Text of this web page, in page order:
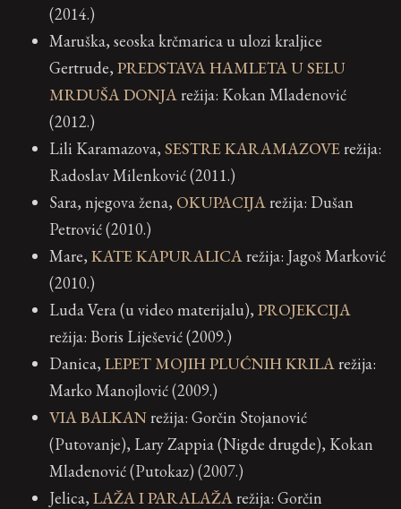
(2014.)
Maruška, seoska krčmarica u ulozi kraljice
Gertrude, PREDSTAVA HAMLETA U SELU
MRDUŠA DONJArežija: Kokan Mladenović
(2012.)
Lili Karamazova, SESTRE KARAMAZOVErežija:
Radoslav Milenković (2011.)
Sara, njegova žena, OKUPACIJArežija: Dušan
Petrović (2010.)
Mare, KATE KAPURALICArežija: Jagoš Marković
(2010.)
Luda Vera (u video materijalu), PROJEKCIJA
režija: Boris Liješević (2009.)
Danica, LEPET MOJIH PLUĆNIH KRILArežija:
Marko Manojlović (2009.)
VIA BALKANrežija: Gorčin Stojanović
(Putovanje), Lary Zappia (Nigde drugde), Kokan
Mladenović (Putokaz) (2007.)
Jelica, LAŽA I PARALAŽArežija: Gorčin